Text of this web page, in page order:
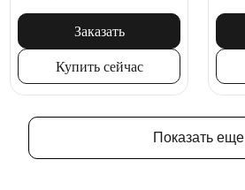
Заказать
Купить сейчас
Показать еще